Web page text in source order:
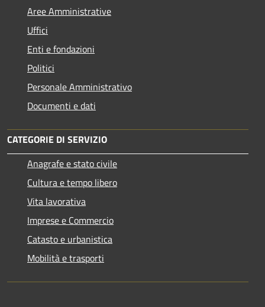
Aree Amministrative
Uffici
Enti e fondazioni
Politici
Personale Amministrativo
Documenti e dati
CATEGORIE DI SERVIZIO
Anagrafe e stato civile
Cultura e tempo libero
Vita lavorativa
Imprese e Commercio
Catasto e urbanistica
Mobilità e trasporti